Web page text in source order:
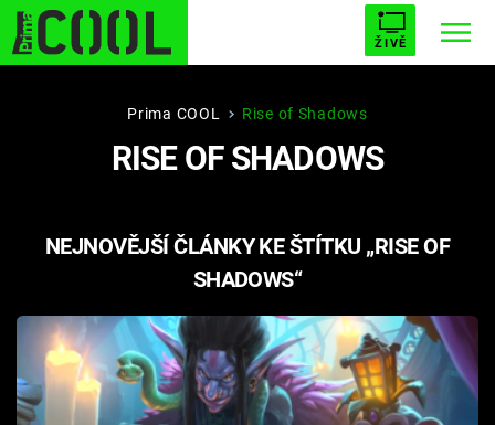
ŽIVĚ
STARHOUSE BUFFY, PŘEMOŽITELKA UPÍRŮ
PLNEJ KOTEL AVENGERS 5
Filmy
Seriály
Prima COOL Rise of Shadows
RISE OF SHADOWS
NEJNOVĚJŠÍ ČLÁNKY KE ŠTÍTKU „RISE OF
SHADOWS“